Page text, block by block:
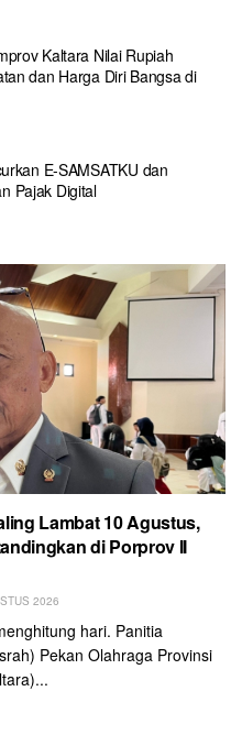
Kaltara Nilai Rupiah
dan Harga Diri Bangsa di
E-SAMSATKU dan
Pajak Digital
Lambat 10 Agustus,
di Porprov II
2026
hari. Panitia
Pekan Olahraga Provinsi